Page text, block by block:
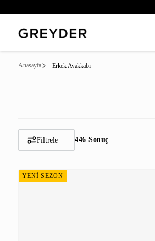
Anasayfa Erkek Ayakkabı
Filtrele 446 Sonuç
YENİ SEZON